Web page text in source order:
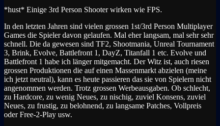
*hust* Einige 3rd Person Shooter wirken wie FPS.
In den letzten Jahren sind vielen grossen 1st/3rd Person Multiplayer
Games die Spieler davon gelaufen. Mal eher langsam, mal sehr sehr
schnell. Die da gewesen sind TF2, Shootmania, Unreal Tournament
3, Brink, Evolve, Battlefront 1, DayZ, Titanfall 1 etc. Evolve und
Battlefront 1 habe ich länger mitgemacht. Der Witz ist, auch riesen
grossen Produktionen die auf einen Massenmarkt abzielen (meine
ich jetzt neutral), kann es heute passieren das sie von Spielern nicht
angenommen werden. Trotz grossen Werbeausgaben. Ob schlecht,
zu Hardcore, zu wenig Neues, zu nischig, zuviel Konsens, zuviel
Neues, zu frustig, zu belohnend, zu langsame Patches, Vollpreis
oder Free-2-Play usw.